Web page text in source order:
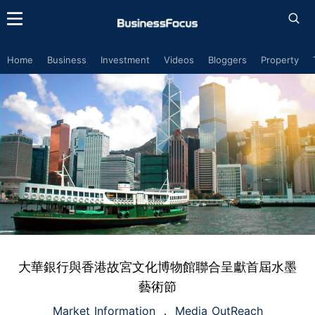
Home Business Investment Videos Bloggers Property
大華銀行與香港故宮文化博物館聯合呈獻首屆水墨
藝術節
Market Information Media OutReach